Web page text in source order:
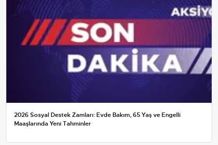
2026 Sosyal Destek Zamları: Evde Bakım, 65 Yaş ve Engelli
Maaşlarında Yeni Tahminler